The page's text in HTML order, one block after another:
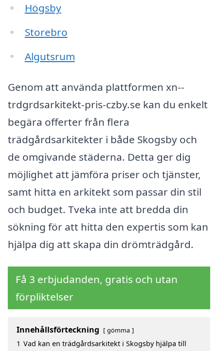
Högsby
Storebro
Algutsrum
Genom att använda plattformen xn--
trdgrdsarkitekt-pris-czby.se kan du enkelt
begära offerter från flera
trädgårdsarkitekter i både Skogsby och
de omgivande städerna. Detta ger dig
möjlighet att jämföra priser och tjänster,
samt hitta en arkitekt som passar din stil
och budget. Tveka inte att bredda din
sökning för att hitta den expertis som kan
hjälpa dig att skapa din drömträdgård.
Få 3 erbjudanden, gratis och utan
förpliktelser
Innehållsförteckning gömma
1 Vad kan en trädgårdsarkitekt i Skogsby hjälpa till